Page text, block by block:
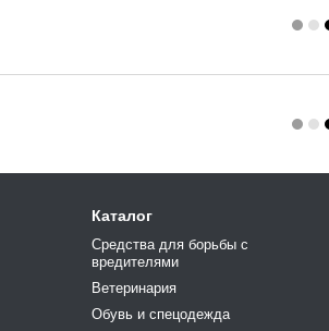
Каталог
Средства для борьбы с
вредителями
Ветеринария
Обувь и спецодежда